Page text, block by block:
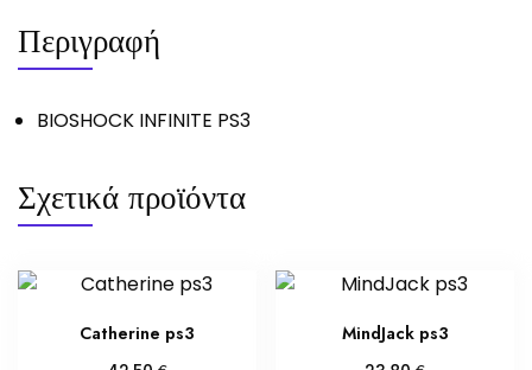
Περιγραφή
BIOSHOCK INFINITE PS3
Σχετικά προϊόντα
Catherine ps3 MindJack ps3